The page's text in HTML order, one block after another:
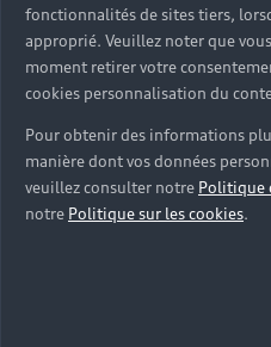
fonctionnalités de sites tiers,
approprié. Veuillez noter que
moment retirer votre
cookies personnalisation du
Pour obtenir des informations
manière dont vos données
veuillez consulter notre Politique
notre Politique sur les cookies.